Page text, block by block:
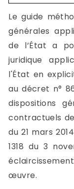
Le guide
générales
de l’État a
juridique
l'État en
au décret n°
dispositions
contractuels
du 21 mars
1318 du 3
œuvre.